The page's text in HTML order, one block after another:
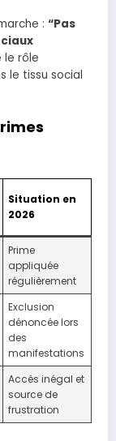
: “Pas
le rôle
le tissu social
Situation en
2026
Prime
appliquée
régulièrement
Exclusion
dénoncée lors
des
manifestations
Accès inégal et
source de
frustration